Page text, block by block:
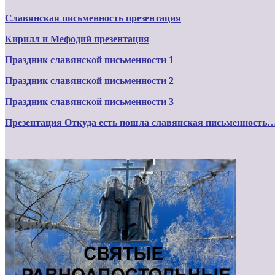
Cлавянская письменность презентация
Кирилл и Мефодий презентация
Праздник славянской письменности 1
Праздник славянской письменности 2
Праздник славянской письменности 3
Презентация Откуда есть пошла славянская